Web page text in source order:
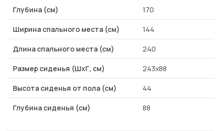
Глубина (см) 170
Ширина спального места (см) 144
Длина спального места (см) 240
Размер сиденья (ШхГ, см) 243x88
Высота сиденья от пола (см) 44
Глубина сиденья (см) 88